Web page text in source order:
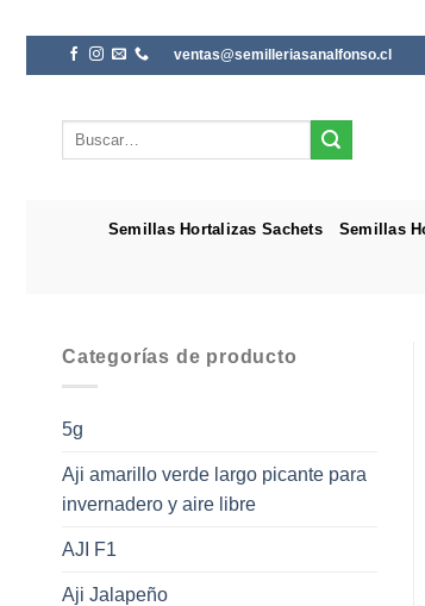
Saltar
al
ventas@semilleriasanalfonso.cl
Buscar
Semillas Hortalizas Sachets Semillas
Categorías de producto
5g
Aji amarillo verde largo picante para
invernadero y aire libre
AJI F1
Aji Jalapeño